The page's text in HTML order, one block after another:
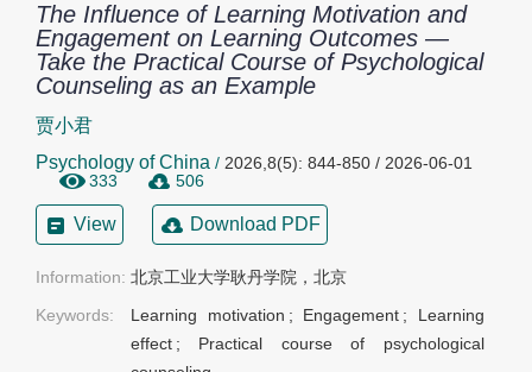
The Influence of Learning Motivation and
Engagement on Learning Outcomes —
Take the Practical Course of Psychological
Counseling as an Example
贾小君
Psychology of China / 2026,8(5): 844-850 / 2026-06-01
333
506
View Download PDF
Information: 北京工业大学耿丹学院，北京
Keywords:
Learning motivation ; Engagement ; Learning
effect ; Practical course of psychological